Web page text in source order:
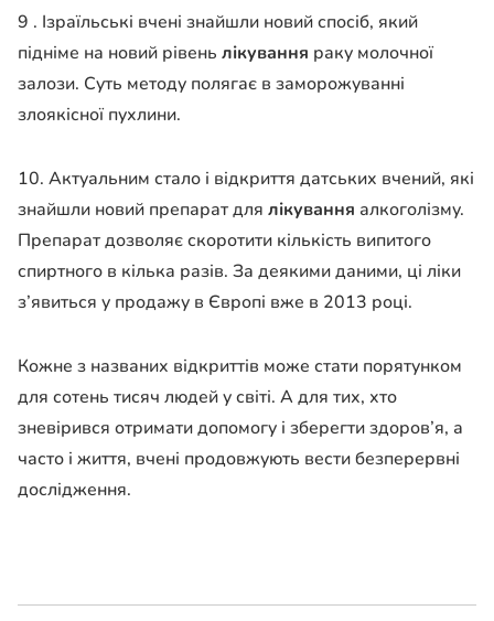
9 . Ізраїльські вчені знайшли новий спосіб, який
підніме на новий рівень лікування раку молочної
залози. Суть методу полягає в заморожуванні
злоякісної пухлини.
10. Актуальним стало і відкриття датських вчений, які
знайшли новий препарат для лікування алкоголізму.
Препарат дозволяє скоротити кількість випитого
спиртного в кілька разів. За деякими даними, ці ліки
з’явиться у продажу в Європі вже в 2013 році.
Кожне з названих відкриттів може стати порятунком
для сотень тисяч людей у ​​світі. А для тих, хто
зневірився отримати допомогу і зберегти здоров’я, а
часто і життя, вчені продовжують вести безперервні
дослідження.